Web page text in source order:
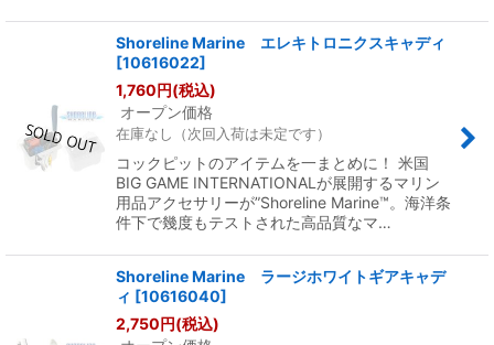
Shoreline Marine エレキトロニクスキャディ
[10616022]
1,760円(税込)
オープン価格
在庫なし（次回入荷は未定です）
コックピットのアイテムを一まとめに！ 米国
BIG GAME INTERNATIONALが展開するマリン
用品アクセサリーが”Shoreline Marine™。海洋条
件下で幾度もテストされた高品質なマ…
Shoreline Marine ラージホワイトギアキャデ
ィ [10616040]
2,750円(税込)